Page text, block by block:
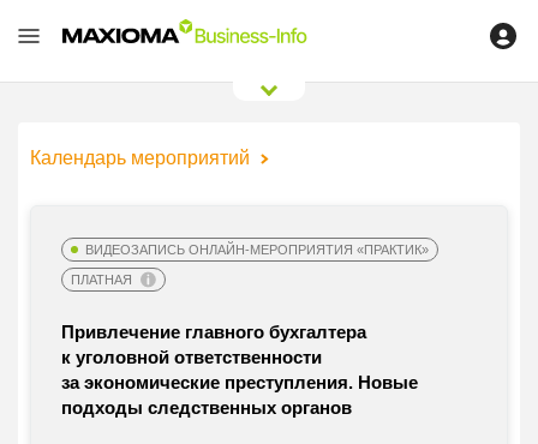
Календарь мероприятий
ВИДЕОЗАПИСЬ ОНЛАЙН-МЕРОПРИЯТИЯ «ПРАКТИК»
ПЛАТНАЯ
Привлечение главного бухгалтера
к уголовной ответственности
за экономические преступления. Новые
подходы следственных органов